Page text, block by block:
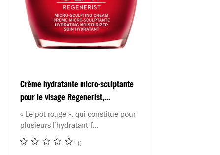
Crème hydratante micro-sculptante
pour le visage Regenerist,...
« Le pot rouge », qui constitue pour
plusieurs l’hydratant f...
()